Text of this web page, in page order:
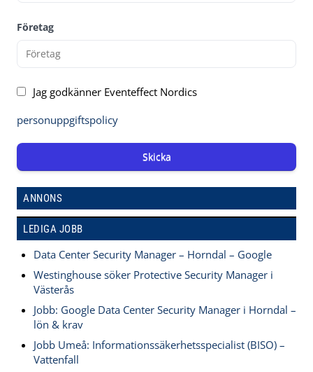
Företag
Jag godkänner Eventeffect Nordics
personuppgiftspolicy
Skicka
ANNONS
LEDIGA JOBB
Data Center Security Manager – Horndal – Google
Westinghouse söker Protective Security Manager i
Västerås
Jobb: Google Data Center Security Manager i Horndal –
lön & krav
Jobb Umeå: Informationssäkerhetsspecialist (BISO) –
Vattenfall